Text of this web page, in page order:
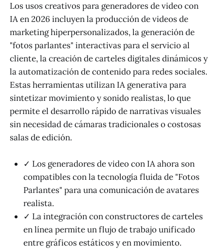
Los usos creativos para generadores de video con
IA en 2026 incluyen la producción de videos de
marketing hiperpersonalizados, la generación de
"fotos parlantes" interactivas para el servicio al
cliente, la creación de carteles digitales dinámicos y
la automatización de contenido para redes sociales.
Estas herramientas utilizan IA generativa para
sintetizar movimiento y sonido realistas, lo que
permite el desarrollo rápido de narrativas visuales
sin necesidad de cámaras tradicionales o costosas
salas de edición.
✓ Los generadores de video con IA ahora son
compatibles con la tecnología fluida de "Fotos
Parlantes" para una comunicación de avatares
realista.
✓ La integración con constructores de carteles
en línea permite un flujo de trabajo unificado
entre gráficos estáticos y en movimiento.